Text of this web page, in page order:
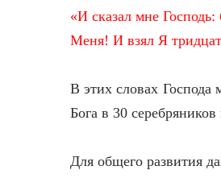
«И сказал мне
Меня! И взял Я
В этих словах
Бога в 30
Для общего развития